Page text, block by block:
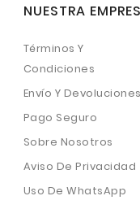
NUESTRA
Términos Y
Condiciones
Envío Y Devoluciones
Pago Seguro
Sobre Nosotros
Aviso De Privacidad
Uso De WhatsApp